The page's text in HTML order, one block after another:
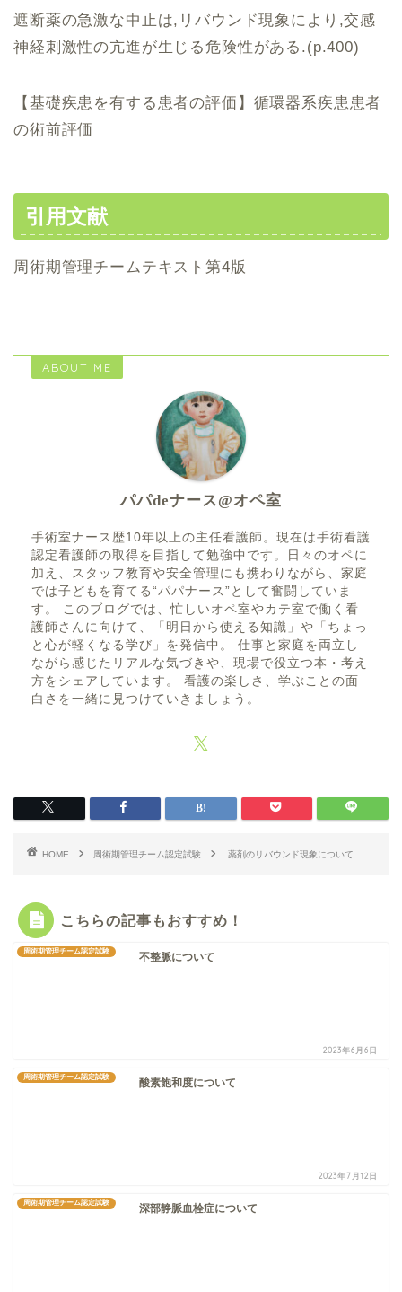
遮断薬の急激な中止は,リバウンド現象により,交感
神経刺激性の亢進が生じる危険性がある.(p.400)
【基礎疾患を有する患者の評価】循環器系疾患患者
の術前評価
引用文献
周術期管理チームテキスト第4版
ABOUT ME
パパdeナース@オペ室
手術室ナース歴10年以上の主任看護師。現在は手術看護
認定看護師の取得を目指して勉強中です。日々のオペに
加え、スタッフ教育や安全管理にも携わりながら、家庭
では子どもを育てる“パパナース”として奮闘していま
す。 このブログでは、忙しいオペ室やカテ室で働く看
護師さんに向けて、「明日から使える知識」や「ちょっ
と心が軽くなる学び」を発信中。 仕事と家庭を両立し
ながら感じたリアルな気づきや、現場で役立つ本・考え
方をシェアしています。 看護の楽しさ、学ぶことの面
白さを一緒に見つけていきましょう。
HOME 周術期管理チーム認定試験 薬剤のリバウンド現象について
こちらの記事もおすすめ！
周術期管理チーム認定試験 不整脈について
2023年6月6日
周術期管理チーム認定試験 酸素飽和度について
2023年7月12日
周術期管理チーム認定試験 深部静脈血栓症について